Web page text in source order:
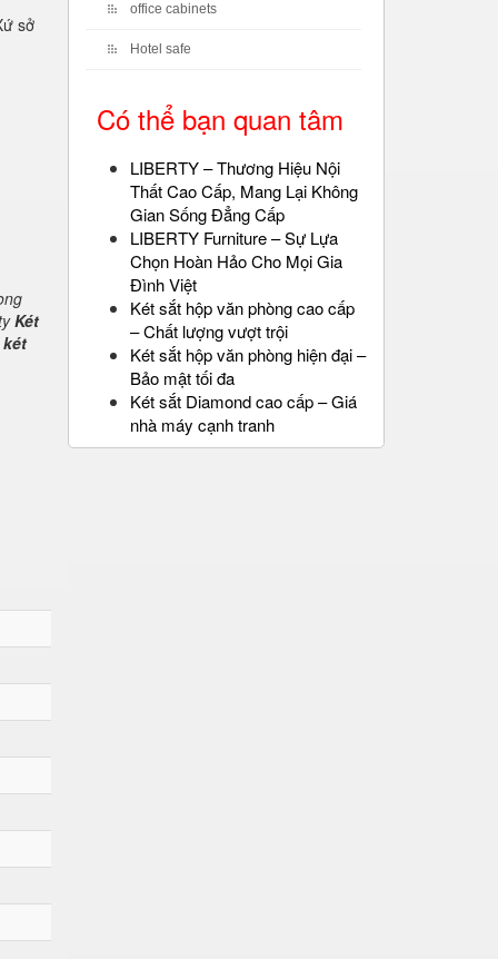
sở
Két
két
office cabinets
Hotel safe
Có thể bạn quan tâm
LIBERTY – Thương Hiệu Nội
Thất Cao Cấp, Mang Lại Không
Gian Sống Đẳng Cấp
LIBERTY Furniture – Sự Lựa
Chọn Hoàn Hảo Cho Mọi Gia
Đình Việt
Két sắt hộp văn phòng cao cấp
– Chất lượng vượt trội
Két sắt hộp văn phòng hiện đại –
Bảo mật tối đa
Két sắt Diamond cao cấp – Giá
nhà máy cạnh tranh